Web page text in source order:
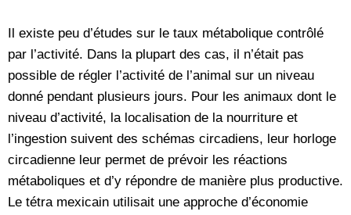
Il existe peu d’études sur le taux métabolique contrôlé
par l’activité. Dans la plupart des cas, il n’était pas
possible de régler l’activité de l’animal sur un niveau
donné pendant plusieurs jours. Pour les animaux dont le
niveau d’activité, la localisation de la nourriture et
l’ingestion suivent des schémas circadiens, leur horloge
circadienne leur permet de prévoir les réactions
métaboliques et d’y répondre de manière plus productive.
Le tétra mexicain utilisait une approche d’économie